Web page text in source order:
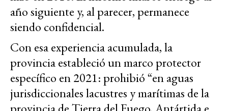
año siguiente y, al parecer, permanece
siendo confidencial.
Con esa experiencia acumulada, la
provincia estableció un marco protector
específico en 2021: prohibió “en aguas
jurisdiccionales lacustres y marítimas de la